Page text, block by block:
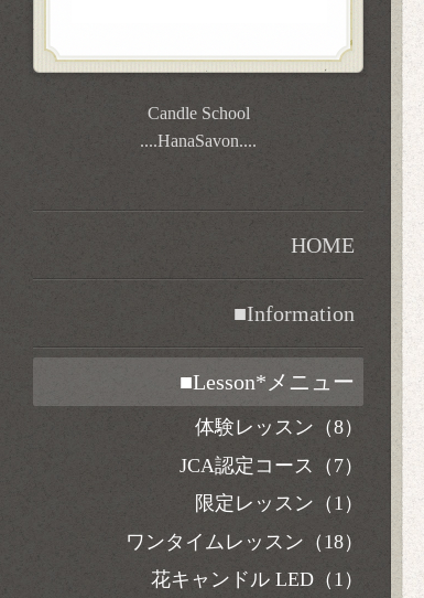
Candle School
....HanaSavon....
HOME
■Information
■Lesson*メニュー
体験レッスン（8）
JCA認定コース（7）
限定レッスン（1）
ワンタイムレッスン（18）
花キャンドル LED（1）